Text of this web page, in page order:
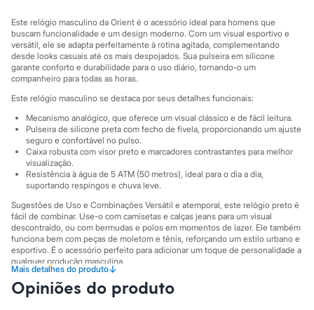
Sandálias
Sapatilhas
Tênis
Marcas
City
Clock House
Mindset
Sawary
Yessica
Moda esportiva
Acessórios
Blusas
Calçados
Leggings
Shorts e Bermudas
Tops
Moda íntima
Calcinhas
Cintas e Modeladores
Meias
Pijamas
Sutiãs e Tops
Moda praia
Este relógio masculino da Orient é o acessório ideal para homens que
buscam funcionalidade e um design moderno. Com um visual esportivo e
versátil, ele se adapta perfeitamente à rotina agitada, complementando
desde looks casuais até os mais despojados. Sua pulseira em silicone
garante conforto e durabilidade para o uso diário, tornando-o um
companheiro para todas as horas.
Este relógio masculino se destaca por seus detalhes funcionais:
Mecanismo analógico, que oferece um visual clássico e de fácil leitura.
Pulseira de silicone preta com fecho de fivela, proporcionando um ajuste
seguro e confortável no pulso.
Caixa robusta com visor preto e marcadores contrastantes para melhor
visualização.
Resistência à água de 5 ATM (50 metros), ideal para o dia a dia,
suportando respingos e chuva leve.
Sugestões de Uso e Combinações Versátil e atemporal, este relógio preto é
fácil de combinar. Use-o com camisetas e calças jeans para um visual
descontraído, ou com bermudas e polos em momentos de lazer. Ele também
funciona bem com peças de moletom e tênis, reforçando um estilo urbano e
esportivo. É o acessório perfeito para adicionar um toque de personalidade a
qualquer produção masculina.
A gente se encontra na C&A! ❤
Mais detalhes do produto↓
Informacoes gerais:
Opiniões do produto